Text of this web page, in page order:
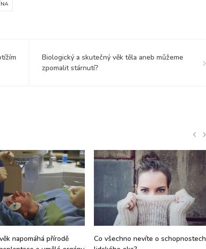
Biologický a skutečný věk těla aneb můžeme
zpomalit stárnutí?
napomáhá přírodě
Co všechno nevíte o schopnostech